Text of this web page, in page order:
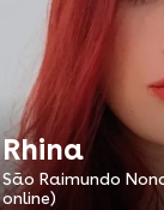
Rhina
São Raimundo
online)